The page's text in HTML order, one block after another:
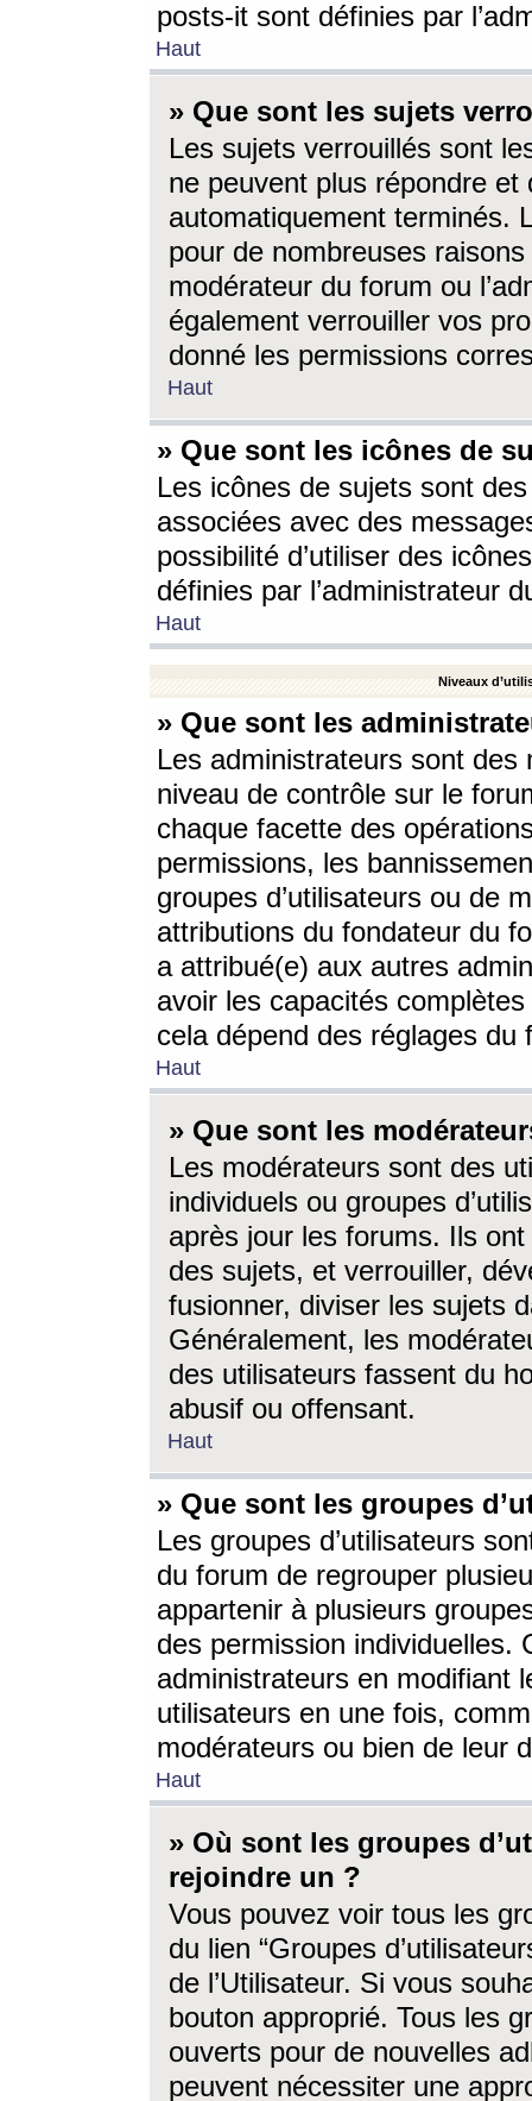
posts-it sont définies par
Haut
» Que sont les sujets
Les sujets verrouillés sont
ne peuvent plus répondre
automatiquement terminés.
pour de nombreuses
modérateur du forum ou
également verrouiller vos
donné les permissions
Haut
» Que sont les icônes de
Les icônes de sujets sont
associées avec des
possibilité d’utiliser des
définies par l’administrateur
Haut
Niveaux
» Que sont les
Les administrateurs sont
niveau de contrôle sur le
chaque facette des
permissions, les
groupes d’utilisateurs ou de
attributions du fondateur du
a attribué(e) aux autres
avoir les capacités
cela dépend des réglages du
Haut
» Que sont les
Les modérateurs sont des
individuels ou groupes
après jour les forums. Ils ont
des sujets, et verrouiller,
fusionner, diviser les sujets
Généralement, les
des utilisateurs fassent du
abusif ou offensant.
Haut
» Que sont les groupes
Les groupes d’utilisateurs
du forum de regrouper
appartenir à plusieurs
des permission individuelles.
administrateurs en modifiant
utilisateurs en une fois,
modérateurs ou bien de leur
Haut
» Où sont les groupes
rejoindre un ?
Vous pouvez voir tous les
du lien “Groupes
de l’Utilisateur. Si vous
bouton approprié. Tous les
ouverts pour de nouvelles
peuvent nécessiter une